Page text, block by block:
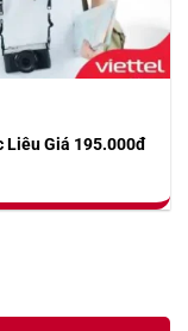
Liêu Giá 195.000đ